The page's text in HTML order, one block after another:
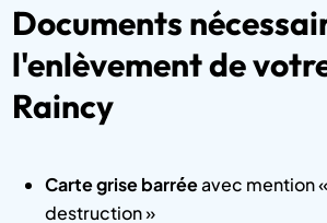
Documents
l'enlèvement de
Raincy
Carte grise barréeavec mention
destruction »